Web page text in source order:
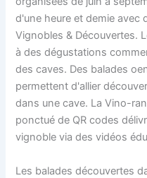
d'une heure et demie avec
Vignobles & Découvertes.
à des dégustations
des caves. Des balades
permettent d'allier
dans une cave. La Vino-
ponctué de QR codes
vignoble via des vidéos
Les balades découvertes